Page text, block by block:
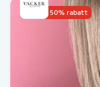
Tandläkare
Upp till 50% rabatt